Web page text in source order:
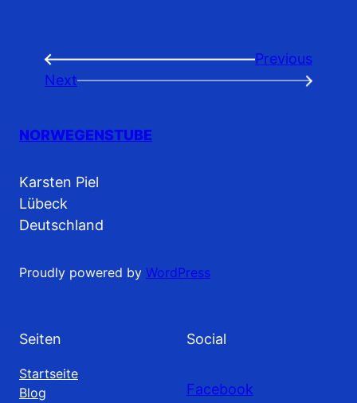
←
Previous
Next
→
NORWEGENSTUBE
Karsten Piel
Lübeck
Deutschland
Proudly powered by WordPress
Seiten
Startseite
Blog
Social
Facebook